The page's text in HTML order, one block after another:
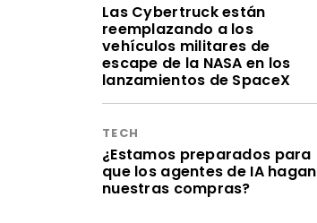
Las Cybertruck están
reemplazando a los
vehículos militares de
escape de la NASA en los
lanzamientos de SpaceX
TECH
¿Estamos preparados para
que los agentes de IA hagan
nuestras compras?